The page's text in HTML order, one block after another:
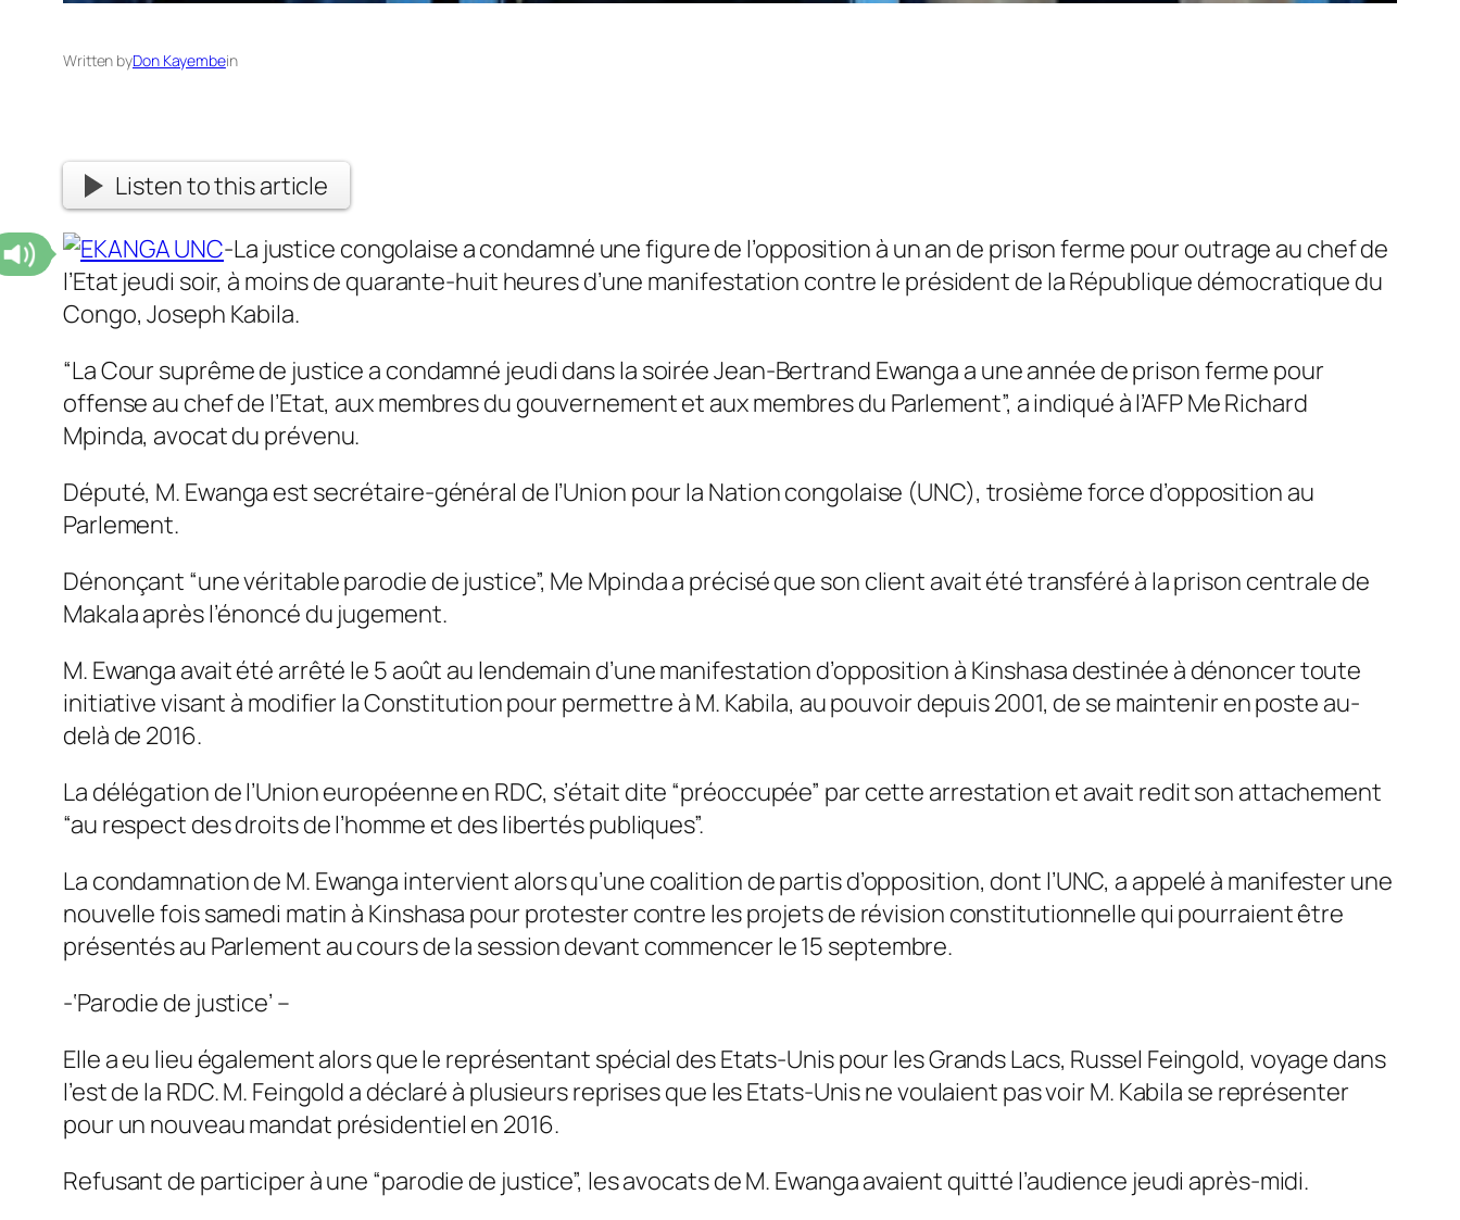
Written byDon Kayembein
Listen to this article
-La justice congolaise a condamné une figure de l’opposition à un an de prison ferme pour outrage au chef de
l’Etat jeudi soir, à moins de quarante-huit heures d’une manifestation contre le président de la République démocratique du
Congo, Joseph Kabila.
“La Cour suprême de justice a condamné jeudi dans la soirée Jean-Bertrand Ewanga a une année de prison ferme pour
offense au chef de l’Etat, aux membres du gouvernement et aux membres du Parlement”, a indiqué à l’AFP Me Richard
Mpinda, avocat du prévenu.
Député, M. Ewanga est secrétaire-général de l’Union pour la Nation congolaise (UNC), trosième force d’opposition au
Parlement.
Dénonçant “une véritable parodie de justice”, Me Mpinda a précisé que son client avait été transféré à la prison centrale de
Makala après l’énoncé du jugement.
M. Ewanga avait été arrêté le 5 août au lendemain d’une manifestation d’opposition à Kinshasa destinée à dénoncer toute
initiative visant à modifier la Constitution pour permettre à M. Kabila, au pouvoir depuis 2001, de se maintenir en poste au-
delà de 2016.
La délégation de l’Union européenne en RDC, s’était dite “préoccupée” par cette arrestation et avait redit son attachement
“au respect des droits de l’homme et des libertés publiques”.
La condamnation de M. Ewanga intervient alors qu’une coalition de partis d’opposition, dont l’UNC, a appelé à manifester une
nouvelle fois samedi matin à Kinshasa pour protester contre les projets de révision constitutionnelle qui pourraient être
présentés au Parlement au cours de la session devant commencer le 15 septembre.
-‘Parodie de justice’ –
Elle a eu lieu également alors que le représentant spécial des Etats-Unis pour les Grands Lacs, Russel Feingold, voyage dans
l’est de la RDC. M. Feingold a déclaré à plusieurs reprises que les Etats-Unis ne voulaient pas voir M. Kabila se représenter
pour un nouveau mandat présidentiel en 2016.
Refusant de participer à une “parodie de justice”, les avocats de M. Ewanga avaient quitté l’audience jeudi après-midi.